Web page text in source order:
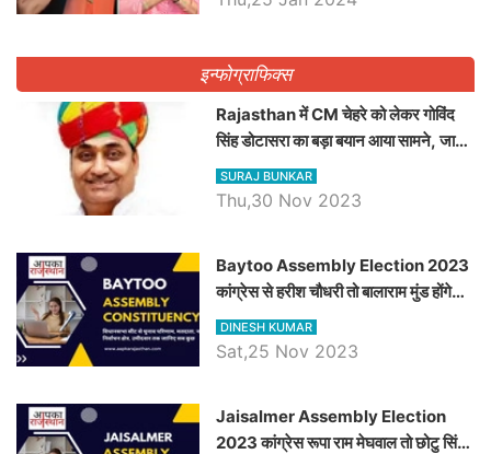
इन्फोग्राफिक्स
Rajasthan में CM चेहरे को लेकर गोविंद
सिंह डोटासरा का बड़ा बयान आया सामने, जानें
विचार
SURAJ BUNKAR
Thu,30 Nov 2023
Baytoo Assembly Election 2023
कांग्रेस से हरीश चौधरी तो बालाराम मुंड होंगे
भाजपा उम्मीदवार, जानिये बायतू विधानसभा
सीट के ताजा समीकरण
DINESH KUMAR
Sat,25 Nov 2023
​​​​​​​Jaisalmer Assembly Election
2023 कांग्रेस रूपा राम मेघवाल तो छोटु सिंह